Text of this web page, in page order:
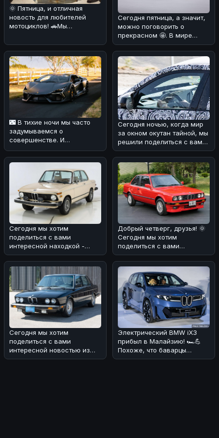
🌞 Пятница, и отличная
новость для любителей
мотоциклов! 🚗Мы
факте из исто
Сегодня пятница, а значит,
можно поговорить о
прекрасном 🤩. В мире
классических автомобилей
появило
🌃 В тихие ночи мы часто
задумываемся о
совершенстве. И
года — это, пожалу
Сегодня ночью, когда мир
за окном окутан тайной, мы
решили поделиться с вами
интересной новостью из
Сегодня мы хотим
поделиться с вами
интересной находкой -
BMW 2002 1974 года
выпуска! 🏎 Этот автомоб
Добрый четверг, друзья! 🌞
Сегодня мы хотим
поделиться с вами
интересной историей о
редком экземпляр
Сегодня мы хотим
поделиться с вами
интересной новостью из
мира BMW! 🏎На аукционе
Электрический BMW iX3
прибыл в Малайзию! 🏎💪
Похоже, что баварцы
наконец-то добрались до